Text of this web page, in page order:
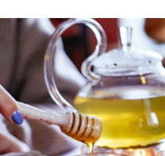
Trudnice
Fitness
Ishrana
Zdravlje
Hedonizam
VODA
MAGAZIN
Njega nje
Njega njega
Šminka
KALORIJE